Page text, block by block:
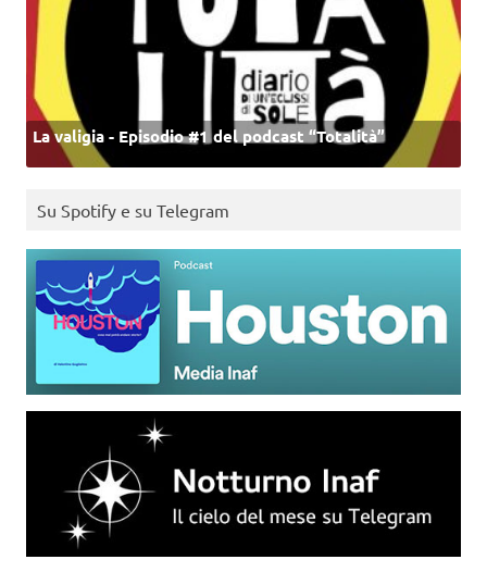
La valigia - Episodio #1 del podcast “Totalità”
Su Spotify e su Telegram